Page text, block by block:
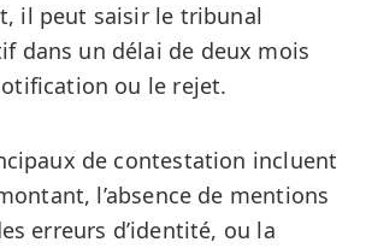
il peut saisir le tribunal
dans un délai de deux mois
ou le rejet.
de contestation incluent
l’absence de mentions
erreurs d’identité, ou la